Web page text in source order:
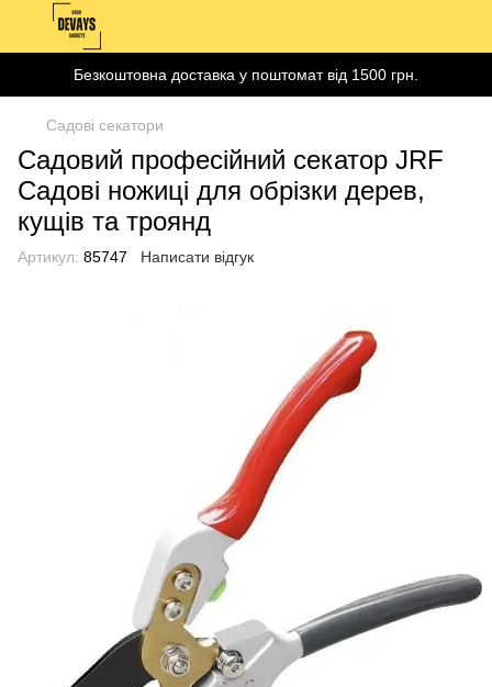
Безкоштовна доставка у поштомат від 1500 грн.
Садові секатори
Садовий професійний секатор JRF
Садові ножиці для обрізки дерев,
кущів та троянд
Артикул: 85747 Написати відгук